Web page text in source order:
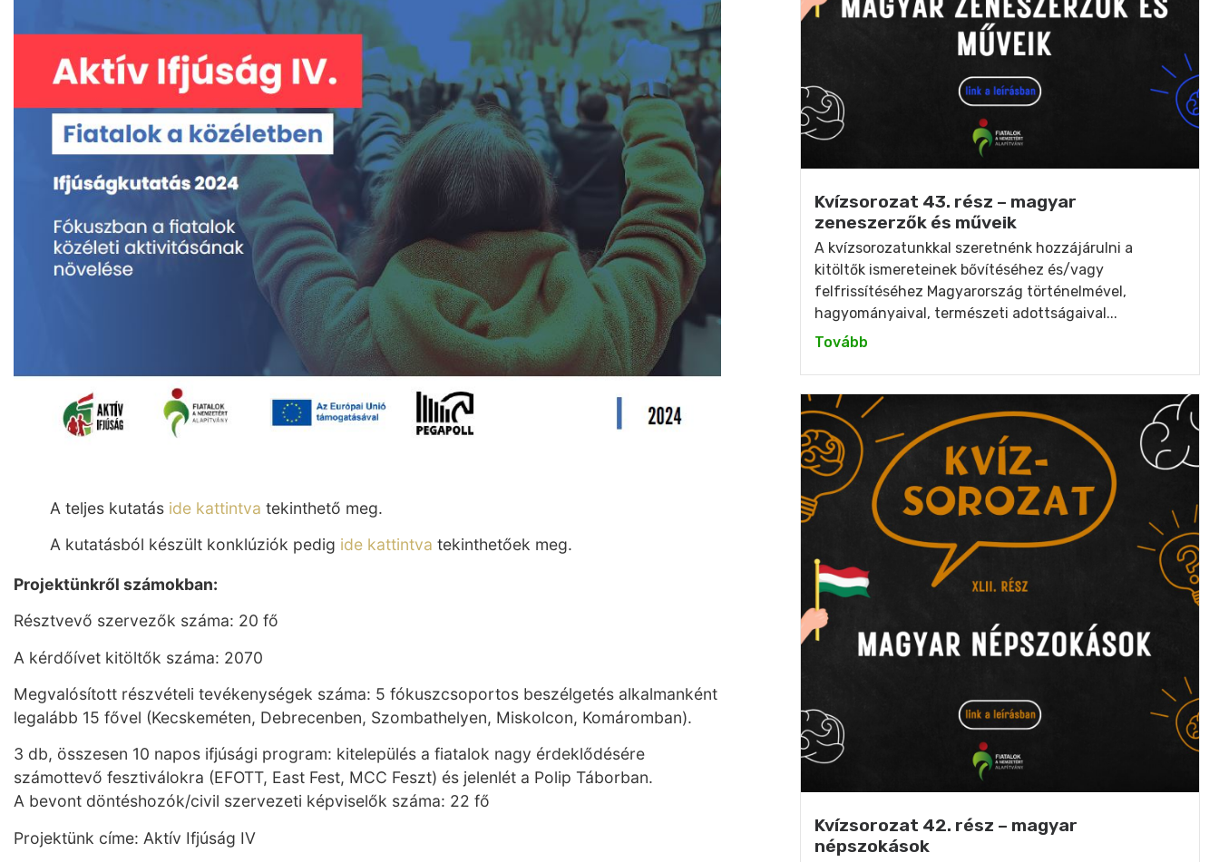
A teljes kutatás ide kattintva tekinthető meg.
A kutatásból készült konklúziók pedig ide kattintva tekinthetőek meg.
Projektünkről számokban:
Résztvevő szervezők száma: 20 fő
A kérdőívet kitöltők száma: 2070
Megvalósított részvételi tevékenységek száma: 5 fókuszcsoportos beszélgetés alkalmanként
legalább 15 fővel (Kecskeméten, Debrecenben, Szombathelyen, Miskolcon, Komáromban).
3 db, összesen 10 napos ifjúsági program: kitelepülés a fiatalok nagy érdeklődésére
számottevő fesztiválokra (EFOTT, East Fest, MCC Feszt) és jelenlét a Polip Táborban.
A bevont döntéshozók/civil szervezeti képviselők száma: 22 fő
Projektünk címe: Aktív Ifjúság IV
Kvízsorozat 43. rész – magyar
zeneszerzők és műveik
A kvízsorozatunkkal szeretnénk hozzájárulni a
kitöltők ismereteinek bővítéséhez és/vagy
felfrissítéséhez Magyarország történelmével,
hagyományaival, természeti adottságaival...
Tovább
Kvízsorozat 42. rész – magyar
népszokások